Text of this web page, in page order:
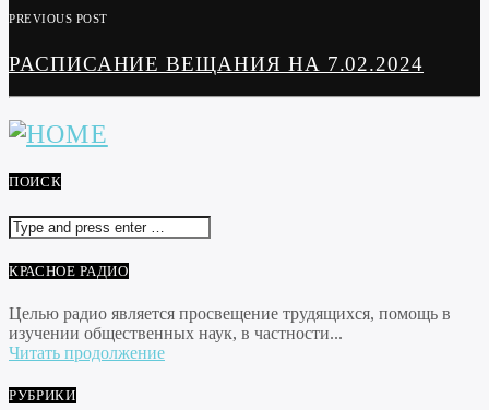
PREVIOUS POST
РАСПИСАНИЕ ВЕЩАНИЯ НА 7.02.2024
ПОИСК
КРАСНОЕ РАДИО
Целью радио является просвещение трудящихся, помощь в
изучении общественных наук, в частности...
Читать продолжение
РУБРИКИ